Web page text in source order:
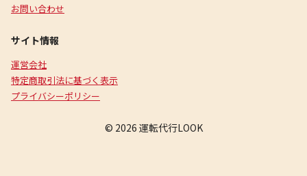
お問い合わせ
サイト情報
運営会社
特定商取引法に基づく表示
プライバシーポリシー
© 2026 運転代行LOOK